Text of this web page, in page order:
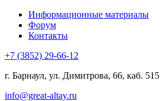
Информационные материалы
Форум
Контакты
+7 (3852) 29-66-12
г. Барнаул, ул. Димитрова, 66, каб. 515
info@great-altay.ru